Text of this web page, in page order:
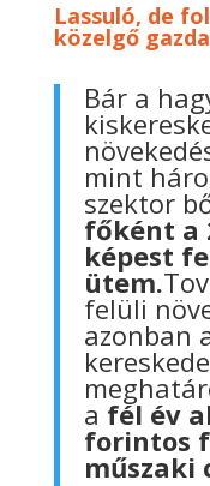
Lassuló, de
közelgő
Bár a
mint
szektor
főként a
képest
ütem.
felüli
azonban
a fél év
forintos
műszaki